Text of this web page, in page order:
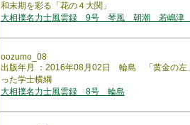
和末期を彩る「花の４大関」
大相撲名力士風雲録 9号 琴風 朝潮 若嶋津
oozumo_08
出版年月 ：2016年08月02日 輪島 「黄金の左
った学士横綱
大相撲名力士風雲録 8号 輪島